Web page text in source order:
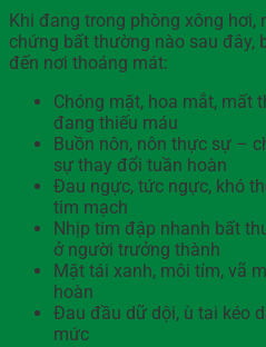
Khi đang trong phòng xông hơi,
chứng bất thường nào sau đây,
đến nơi thoáng mát:
Chóng mặt, hoa mắt, mất
đang thiếu máu
Buồn nôn, nôn thực sự –
sự thay đổi tuần hoàn
Đau ngực, tức ngực, khó
tim mạch
Nhịp tim đập nhanh bất
ở người trưởng thành
Mặt tái xanh, môi tím, vã
hoàn
Đau đầu dữ dội, ù tai kéo
mức